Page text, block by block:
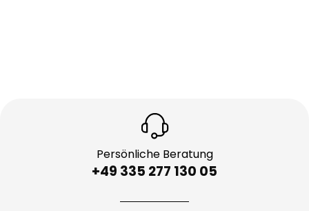
Persönliche Beratung
+49 335 277 130 05